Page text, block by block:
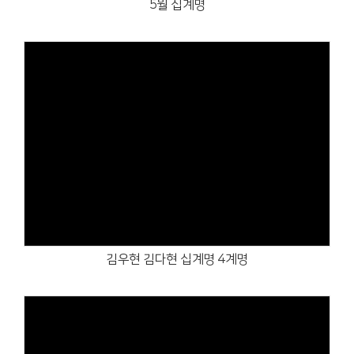
5월 십계명
김우현 김다현 십계명 4계명